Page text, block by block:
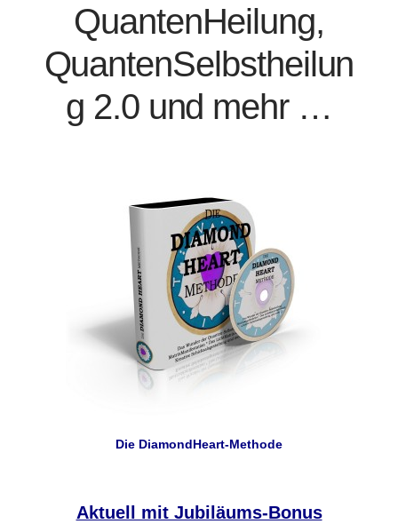
QuantenHeilung,
QuantenSelbstheilun
g 2.0 und mehr …
Die DiamondHeart-Methode
Aktuell mit Jubiläums-Bonus